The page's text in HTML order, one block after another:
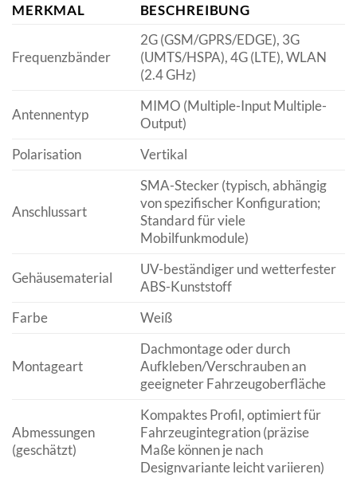
MERKMAL BESCHREIBUNG
Frequenzbänder
2G (GSM/GPRS/EDGE), 3G
(UMTS/HSPA), 4G (LTE), WLAN
(2.4 GHz)
Antennentyp
MIMO (Multiple-Input Multiple-
Output)
Polarisation
Vertikal
Anschlussart
SMA-Stecker (typisch, abhängig
von spezifischer Konfiguration;
Standard für viele
Mobilfunkmodule)
Gehäusematerial
UV-beständiger und wetterfester
ABS-Kunststoff
Farbe
Weiß
Montageart
Dachmontage oder durch
Aufkleben/Verschrauben an
geeigneter Fahrzeugoberfläche
Abmessungen
(geschätzt)
Kompaktes Profil, optimiert für
Fahrzeugintegration (präzise
Maße können je nach
Designvariante leicht variieren)